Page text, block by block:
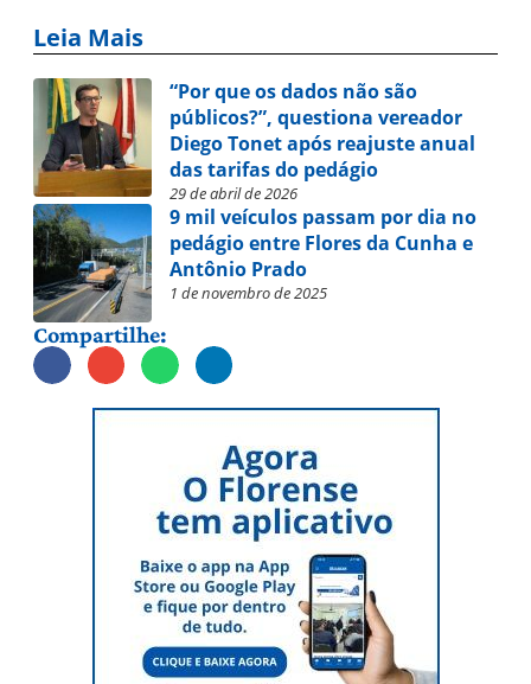
Leia Mais
“Por que os dados não são
públicos?”, questiona vereador
Diego Tonet após reajuste anual
das tarifas do pedágio
29 de abril de 2026
9 mil veículos passam por dia no
pedágio entre Flores da Cunha e
Antônio Prado
1 de novembro de 2025
Compartilhe: